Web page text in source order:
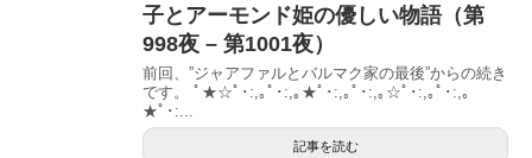
子とアーモンド姫の優しい物語（第
998夜 – 第1001夜）
前回、”ジャアファルとバルマク家の最後”からの続き
です。 ﾟ★☆ﾟ･:,｡ﾟ･:,｡★ﾟ･:,｡ﾟ･:,｡☆ﾟ･:,｡ﾟ･:,｡
★ﾟ･:...
記事を読む